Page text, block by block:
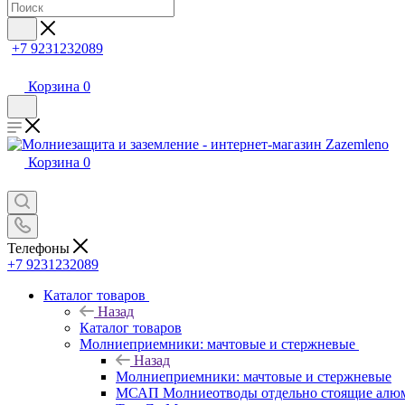
+7 9231232089
Корзина 0
Корзина 0
Телефоны
+7 9231232089
Каталог товаров
Назад
Каталог товаров
Молниеприемники: мачтовые и стержневые
Назад
Молниеприемники: мачтовые и стержневые
МСАП Молниеотводы отдельно стоящие